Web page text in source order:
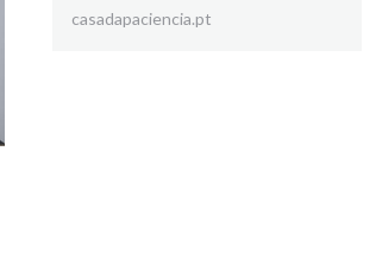
casadapaciencia.pt